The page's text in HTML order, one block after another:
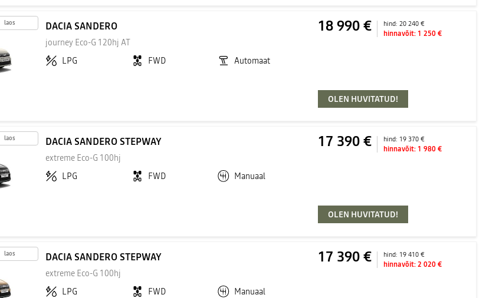
laos DACIA SANDERO
journey Eco-G 120hj AT
18 990 € hind: 20 240 €
hinnavõit: 1 250 €
LPG FWD Automaat
OLEN HUVITATUD!
laos DACIA SANDERO STEPWAY
extreme Eco-G 100hj
17 390 € hind: 19 370 €
hinnavõit: 1 980 €
LPG FWD Manuaal
OLEN HUVITATUD!
laos DACIA SANDERO STEPWAY
extreme Eco-G 100hj
17 390 € hind: 19 410 €
hinnavõit:2 020 €
LPG FWD Manuaal